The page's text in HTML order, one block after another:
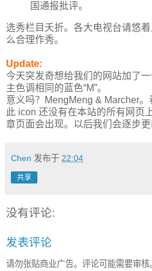
国通报批评。
选秀栏目夭折。各大电视台请悠
么合理作秀。
Update:
今天突发奇想给我们的网站加了
主色调相同的蓝色“M”。
意义吗？MengMeng & Marcher。
此 icon 还没有在本站的所有网页
章页面会出现。以后我们会逐步更
Chen 发布于 22:04
共享
没有评论:
发表评论
请勿张贴商业广告。评论可能需要审核